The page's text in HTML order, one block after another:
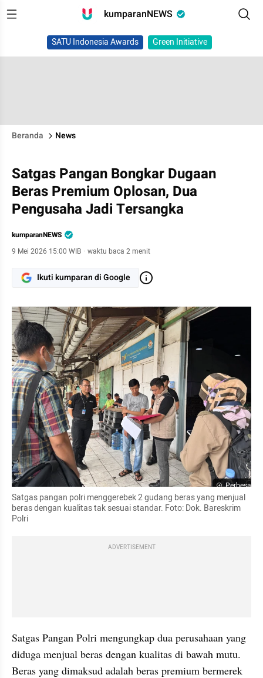
kumparanNEWS
SATU Indonesia Awards Green Initiative
Beranda News
Satgas Pangan Bongkar Dugaan
Beras Premium Oplosan, Dua
Pengusaha Jadi Tersangka
kumparanNEWS
9 Mei 2026 15:00 WIB · waktu baca 2 menit
Ikuti kumparan di Google
Perbesar
Satgas pangan polri menggerebek 2 gudang beras yang menjual
beras dengan kualitas tak sesuai standar. Foto: Dok. Bareskrim
Polri
ADVERTISEMENT
Satgas Pangan Polri mengungkap dua perusahaan yang
diduga menjual beras dengan kualitas di bawah mutu.
Beras yang dimaksud adalah beras premium bermerek